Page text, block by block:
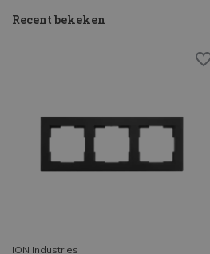
Recent bekeken
ION Industries